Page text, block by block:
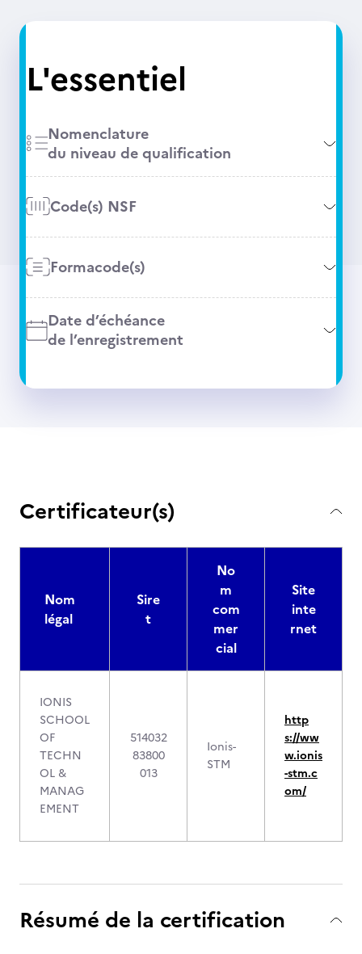
L'essentiel
Nomenclature
du niveau de qualification
Code(s) NSF
Formacode(s)
Date d’échéance
de l’enregistrement
Certificateur(s)
Nom
légal
Sire
t
No
m
com
mer
cial
Site
inte
rnet
IONIS
SCHOOL
OF
TECHN
OL &
MANAG
EMENT
514032
83800
013
Ionis-
STM
http
s://ww
w.ionis
-stm.c
om/
Résumé de la certification